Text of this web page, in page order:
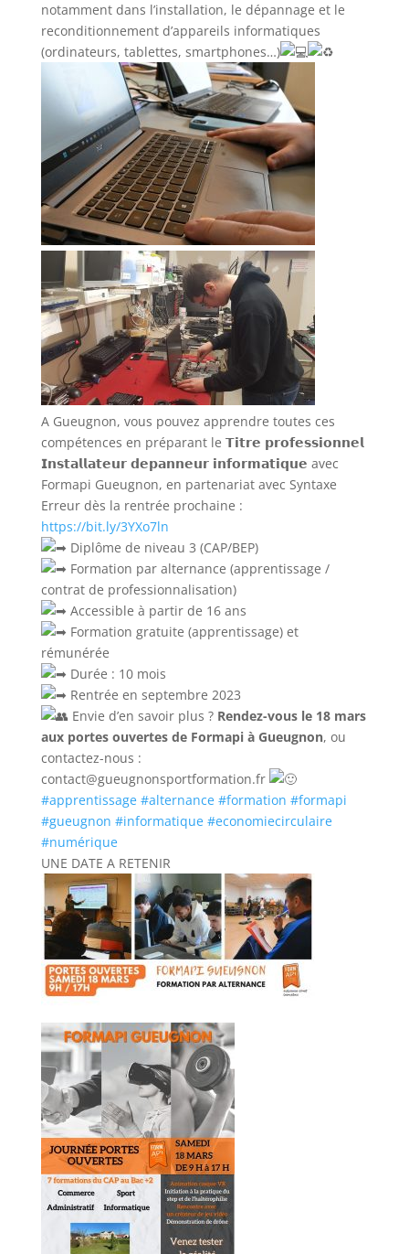
notamment dans l’installation, le dépannage et le
reconditionnement d’appareils informatiques
(ordinateurs, tablettes, smartphones…)
A Gueugnon, vous pouvez apprendre toutes ces
compétences en préparant le 𝗧𝗶𝘁𝗿𝗲 𝗽𝗿𝗼𝗳𝗲𝘀𝘀𝗶𝗼𝗻𝗻𝗲𝗹
𝗜𝗻𝘀𝘁𝗮𝗹𝗹𝗮𝘁𝗲𝘂𝗿 𝗱𝗲𝗽𝗮𝗻𝗻𝗲𝘂𝗿 𝗶𝗻𝗳𝗼𝗿𝗺𝗮𝘁𝗶𝗾𝘂𝗲 avec
Formapi Gueugnon, en partenariat avec Syntaxe
Erreur dès la rentrée prochaine :
https://bit.ly/3YXo7ln
Diplôme de niveau 3 (CAP/BEP)
Formation par alternance (apprentissage /
contrat de professionnalisation)
Accessible à partir de 16 ans
Formation gratuite (apprentissage) et
rémunérée
Durée : 10 mois
Rentrée en septembre 2023
Envie d’en savoir plus ? Rendez-vous le 18 mars
aux portes ouvertes de Formapi à Gueugnon, ou
contactez-nous :
contact@gueugnonsportformation.fr
#apprentissage #alternance #formation #formapi
#gueugnon #informatique #economiecirculaire
#numérique
UNE DATE A RETENIR